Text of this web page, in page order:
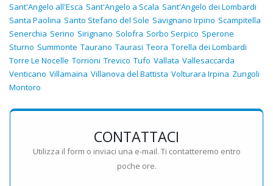
Sant'Angelo all'Esca Sant'Angelo a Scala Sant'Angelo dei Lombardi
Santa Paolina Santo Stefano del Sole Savignano Irpino Scampitella
Senerchia Serino Sirignano Solofra Sorbo Serpico Sperone
Sturno Summonte Taurano Taurasi Teora Torella dei Lombardi
Torre Le Nocelle Torrioni Trevico Tufo Vallata Vallesaccarda
Venticano Villamaina Villanova del Battista Volturara Irpina Zungoli
Montoro
CONTATTACI
Utilizza il form o inviaci una e-mail. Ti contatteremo entro
poche ore.